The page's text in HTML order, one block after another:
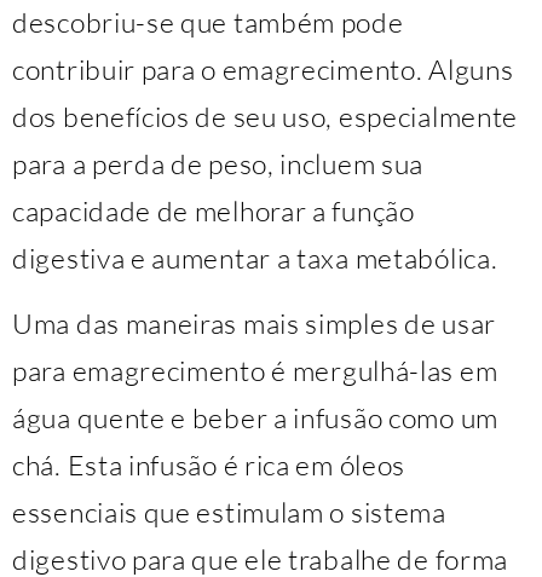
descobriu-se que também pode
contribuir para o emagrecimento. Alguns
dos benefícios de seu uso, especialmente
para a perda de peso, incluem sua
capacidade de melhorar a função
digestiva e aumentar a taxa metabólica.
Uma das maneiras mais simples de usar
para emagrecimento é mergulhá-las em
água quente e beber a infusão como um
chá. Esta infusão é rica em óleos
essenciais que estimulam o sistema
digestivo para que ele trabalhe de forma